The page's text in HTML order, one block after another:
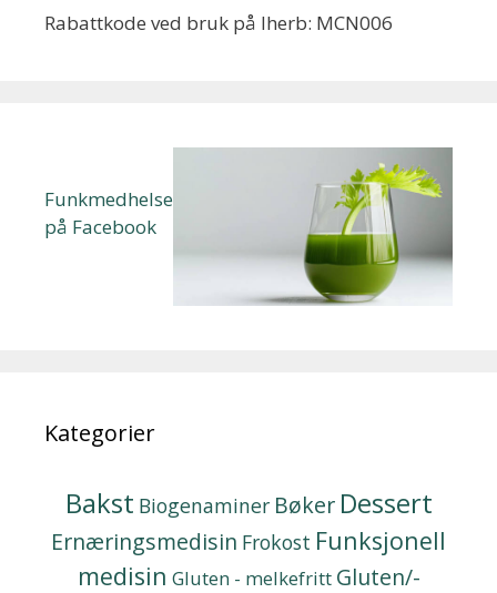
Rabattkode ved bruk på Iherb: MCN006
Funkmedhelse
på Facebook
Kategorier
Bakst Biogenaminer Bøker Dessert
Ernæringsmedisin Frokost Funksjonell
medisin Gluten - melkefritt Gluten/-